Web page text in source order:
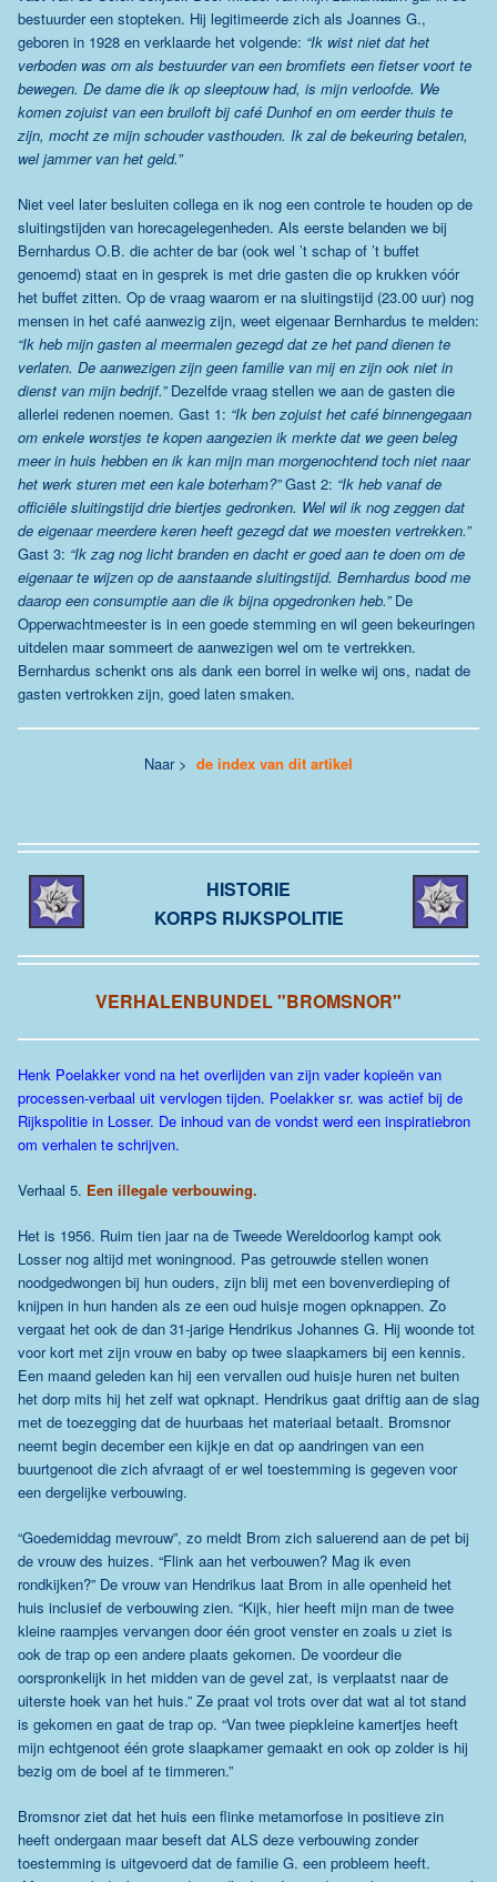
bestuurder een stopteken. Hij legitimeerde zich als Joannes G.,
geboren in 1928 en verklaarde het volgende: “Ik wist niet dat het
verboden was om als bestuurder van een bromfiets een fietser voort te
bewegen. De dame die ik op sleeptouw had, is mijn verloofde. We
komen zojuist van een bruiloft bij café Dunhof en om eerder thuis te
zijn, mocht ze mijn schouder vasthouden. Ik zal de bekeuring betalen,
wel jammer van het geld.”
Niet veel later besluiten collega en ik nog een controle te houden op de
sluitingstijden van horecagelegenheden. Als eerste belanden we bij
Bernhardus O.B. die achter de bar (ook wel ’t schap of ’t buffet
genoemd) staat en in gesprek is met drie gasten die op krukken vóór
het buffet zitten. Op de vraag waarom er na sluitingstijd (23.00 uur) nog
mensen in het café aanwezig zijn, weet eigenaar Bernhardus te melden:
“Ik heb mijn gasten al meermalen gezegd dat ze het pand dienen te
verlaten. De aanwezigen zijn geen familie van mij en zijn ook niet in
dienst van mijn bedrijf.”Dezelfde vraag stellen we aan de gasten die
allerlei redenen noemen. Gast 1: “Ik ben zojuist het café binnengegaan
om enkele worstjes te kopen aangezien ik merkte dat we geen beleg
meer in huis hebben en ik kan mijn man morgenochtend toch niet naar
het werk sturen met een kale boterham?”Gast 2: “Ik heb vanaf de
officiële sluitingstijd drie biertjes gedronken. Wel wil ik nog zeggen dat
de eigenaar meerdere keren heeft gezegd dat we moesten vertrekken.”
Gast 3: “Ik zag nog licht branden en dacht er goed aan te doen om de
eigenaar te wijzen op de aanstaande sluitingstijd. Bernhardus bood me
daarop een consumptie aan die ik bijna opgedronken heb.” De
Opperwachtmeester is in een goede stemming en wil geen bekeuringen
uitdelen maar sommeert de aanwezigen wel om te vertrekken.
Bernhardus schenkt ons als dank een borrel in welke wij ons, nadat de
gasten vertrokken zijn, goed laten smaken.
Naar > de index van dit artikel
HISTORIE
KORPS RIJKSPOLITIE
VERHALENBUNDEL "BROMSNOR"
Henk Poelakker vond na het overlijden van zijn vader kopieën van
processen-verbaal uit vervlogen tijden. Poelakker sr. was actief bij de
Rijkspolitie in Losser. De inhoud van de vondst werd een inspiratiebron
om verhalen te schrijven.
Verhaal 5. Een illegale verbouwing.
Het is 1956. Ruim tien jaar na de Tweede Wereldoorlog kampt ook
Losser nog altijd met woningnood. Pas getrouwde stellen wonen
noodgedwongen bij hun ouders, zijn blij met een bovenverdieping of
knijpen in hun handen als ze een oud huisje mogen opknappen. Zo
vergaat het ook de dan 31-jarige Hendrikus Johannes G. Hij woonde tot
voor kort met zijn vrouw en baby op twee slaapkamers bij een kennis.
Een maand geleden kan hij een vervallen oud huisje huren net buiten
het dorp mits hij het zelf wat opknapt. Hendrikus gaat driftig aan de slag
met de toezegging dat de huurbaas het materiaal betaalt. Bromsnor
neemt begin december een kijkje en dat op aandringen van een
buurtgenoot die zich afvraagt of er wel toestemming is gegeven voor
een dergelijke verbouwing.
“Goedemiddag mevrouw”, zo meldt Brom zich saluerend aan de pet bij
de vrouw des huizes. “Flink aan het verbouwen? Mag ik even
rondkijken?” De vrouw van Hendrikus laat Brom in alle openheid het
huis inclusief de verbouwing zien. “Kijk, hier heeft mijn man de twee
kleine raampjes vervangen door één groot venster en zoals u ziet is
ook de trap op een andere plaats gekomen. De voordeur die
oorspronkelijk in het midden van de gevel zat, is verplaatst naar de
uiterste hoek van het huis.” Ze praat vol trots over dat wat al tot stand
is gekomen en gaat de trap op. “Van twee piepkleine kamertjes heeft
mijn echtgenoot één grote slaapkamer gemaakt en ook op zolder is hij
bezig om de boel af te timmeren.”
Bromsnor ziet dat het huis een flinke metamorfose in positieve zin
heeft ondergaan maar beseft dat ALS deze verbouwing zonder
toestemming is uitgevoerd dat de familie G. een probleem heeft.